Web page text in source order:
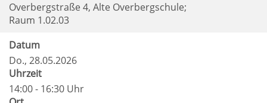
Overbergstraße 4, Alte Overbergschule;
Raum 1.02.03
Datum
Do., 28.05.2026
Uhrzeit
14:00 - 16:30 Uhr